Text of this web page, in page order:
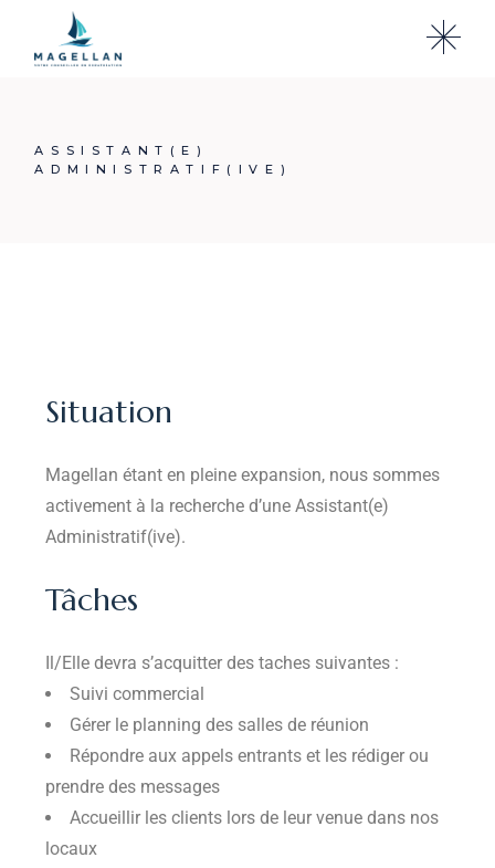
ASSISTANT(E)
ADMINISTRATIF(IVE)
Situation
Magellan étant en pleine expansion, nous sommes
activement à la recherche d’une Assistant(e)
Administratif(ive).
Tâches
Il/Elle devra s’acquitter des taches suivantes :
Suivi commercial
Gérer le planning des salles de réunion
Répondre aux appels entrants et les rédiger ou
prendre des messages
Accueillir les clients lors de leur venue dans nos
locaux